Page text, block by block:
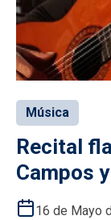
Música
Recital
Campos
16 de Mayo